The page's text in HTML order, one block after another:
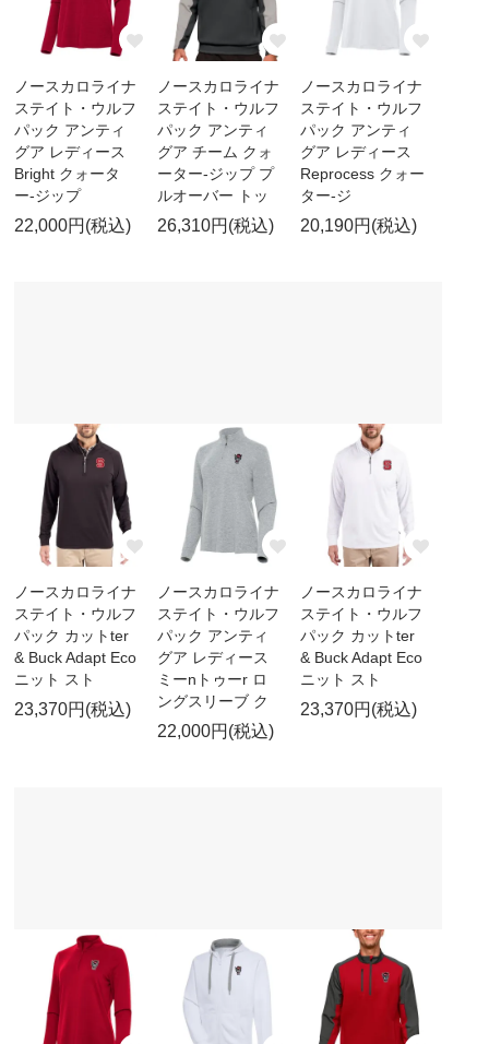
ノースカロライナ
ステイト・ウルフ
パック アンティ
グア レディース
Bright クォータ
ー-ジップ
22,000円(税込)
ノースカロライナ
ステイト・ウルフ
パック アンティ
グア チーム クォ
ーター-ジップ プ
ルオーバー トッ
26,310円(税込)
ノースカロライナ
ステイト・ウルフ
パック アンティ
グア レディース
Reprocess クォー
ター-ジ
20,190円(税込)
ノースカロライナ
ステイト・ウルフ
パック カットter
& Buck Adapt Eco
ニット スト
23,370円(税込)
ノースカロライナ
ステイト・ウルフ
パック アンティ
グア レディース
ミーnトゥーr ロ
ングスリーブ ク
22,000円(税込)
ノースカロライナ
ステイト・ウルフ
パック カットter
& Buck Adapt Eco
ニット スト
23,370円(税込)